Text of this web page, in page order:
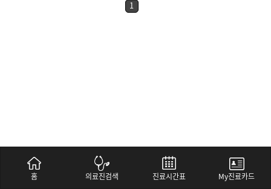
1
홈 의료진검색 진료시간표 My진료카드